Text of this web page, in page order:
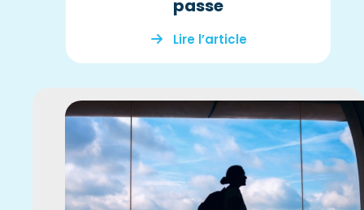
passe
Lire l’article